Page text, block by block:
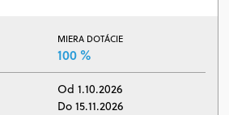
MIERA DOTÁCIE
100 %
Od 1.10.2026
Do 15.11.2026